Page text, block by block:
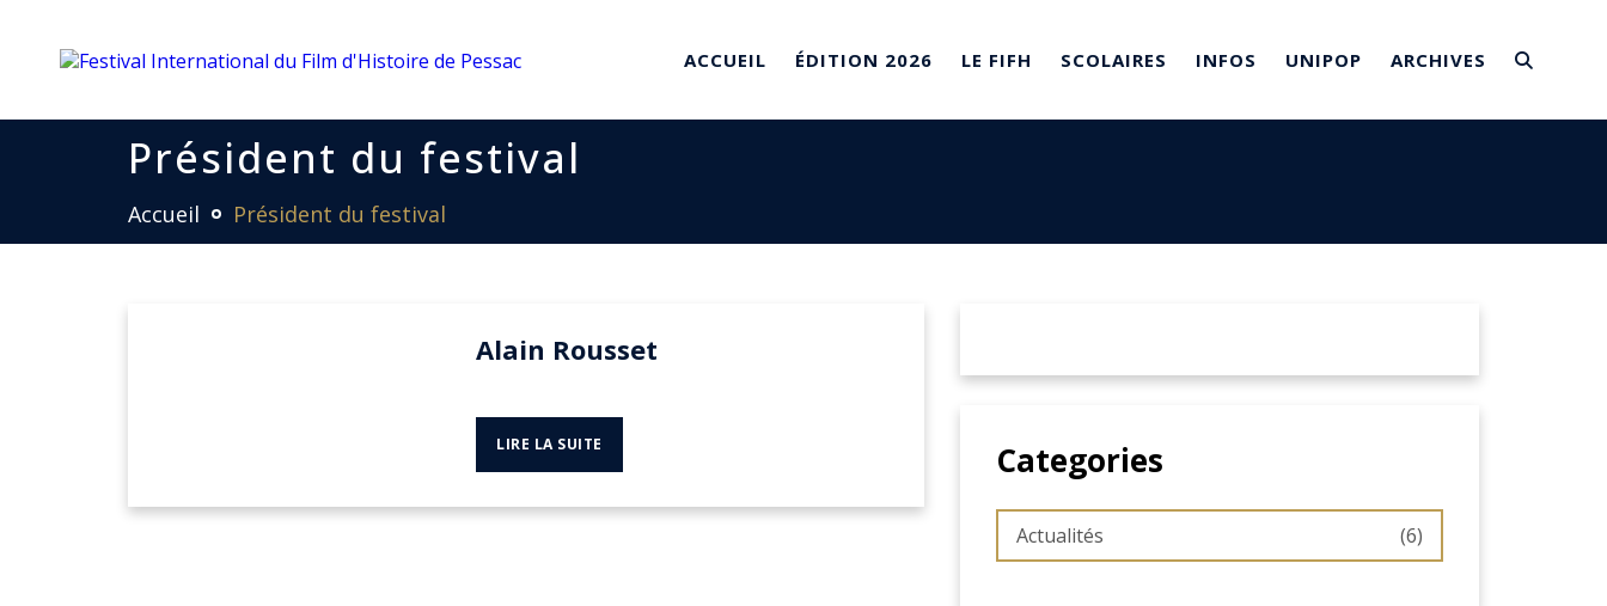
ACCUEIL ÉDITION 2026 LE FIFH SCOLAIRES INFOS UNIPOP ARCHIVES
Président du festival
Accueil Président du festival
Alain Rousset
LIRE LA SUITE Categories
Actualités (6)